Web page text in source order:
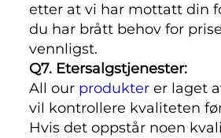
etter at vi har mottatt din
du har brått behov for
vennligst.
Q7. Etersalgstjenester:
All our produkter er laget
vil kontrollere kvaliteten
Hvis det oppstår noen